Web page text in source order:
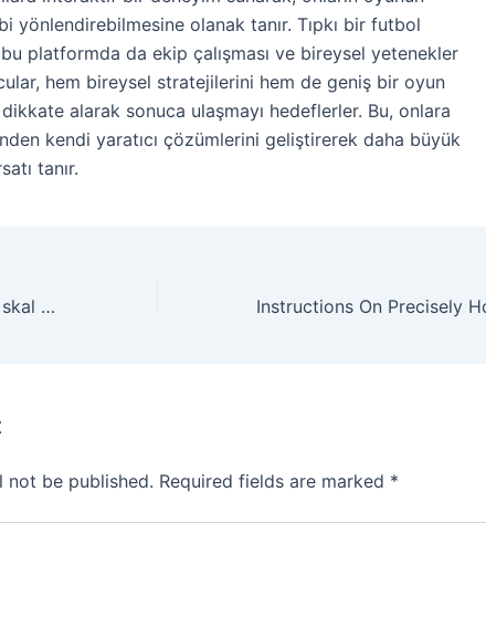
yönlendirebilmesine olanak tanır. Tıpkı bir futbol
platformda da ekip çalışması ve bireysel yetenekler
hem bireysel stratejilerini hem de geniş bir oyun
alarak sonuca ulaşmayı hedeflerler. Bu, onlara
kendi yaratıcı çözümlerini geliştirerek daha büyük
tanır.
Casino uden ROFUS – hvad skal du vide 5
not be published. Required fields are marked *